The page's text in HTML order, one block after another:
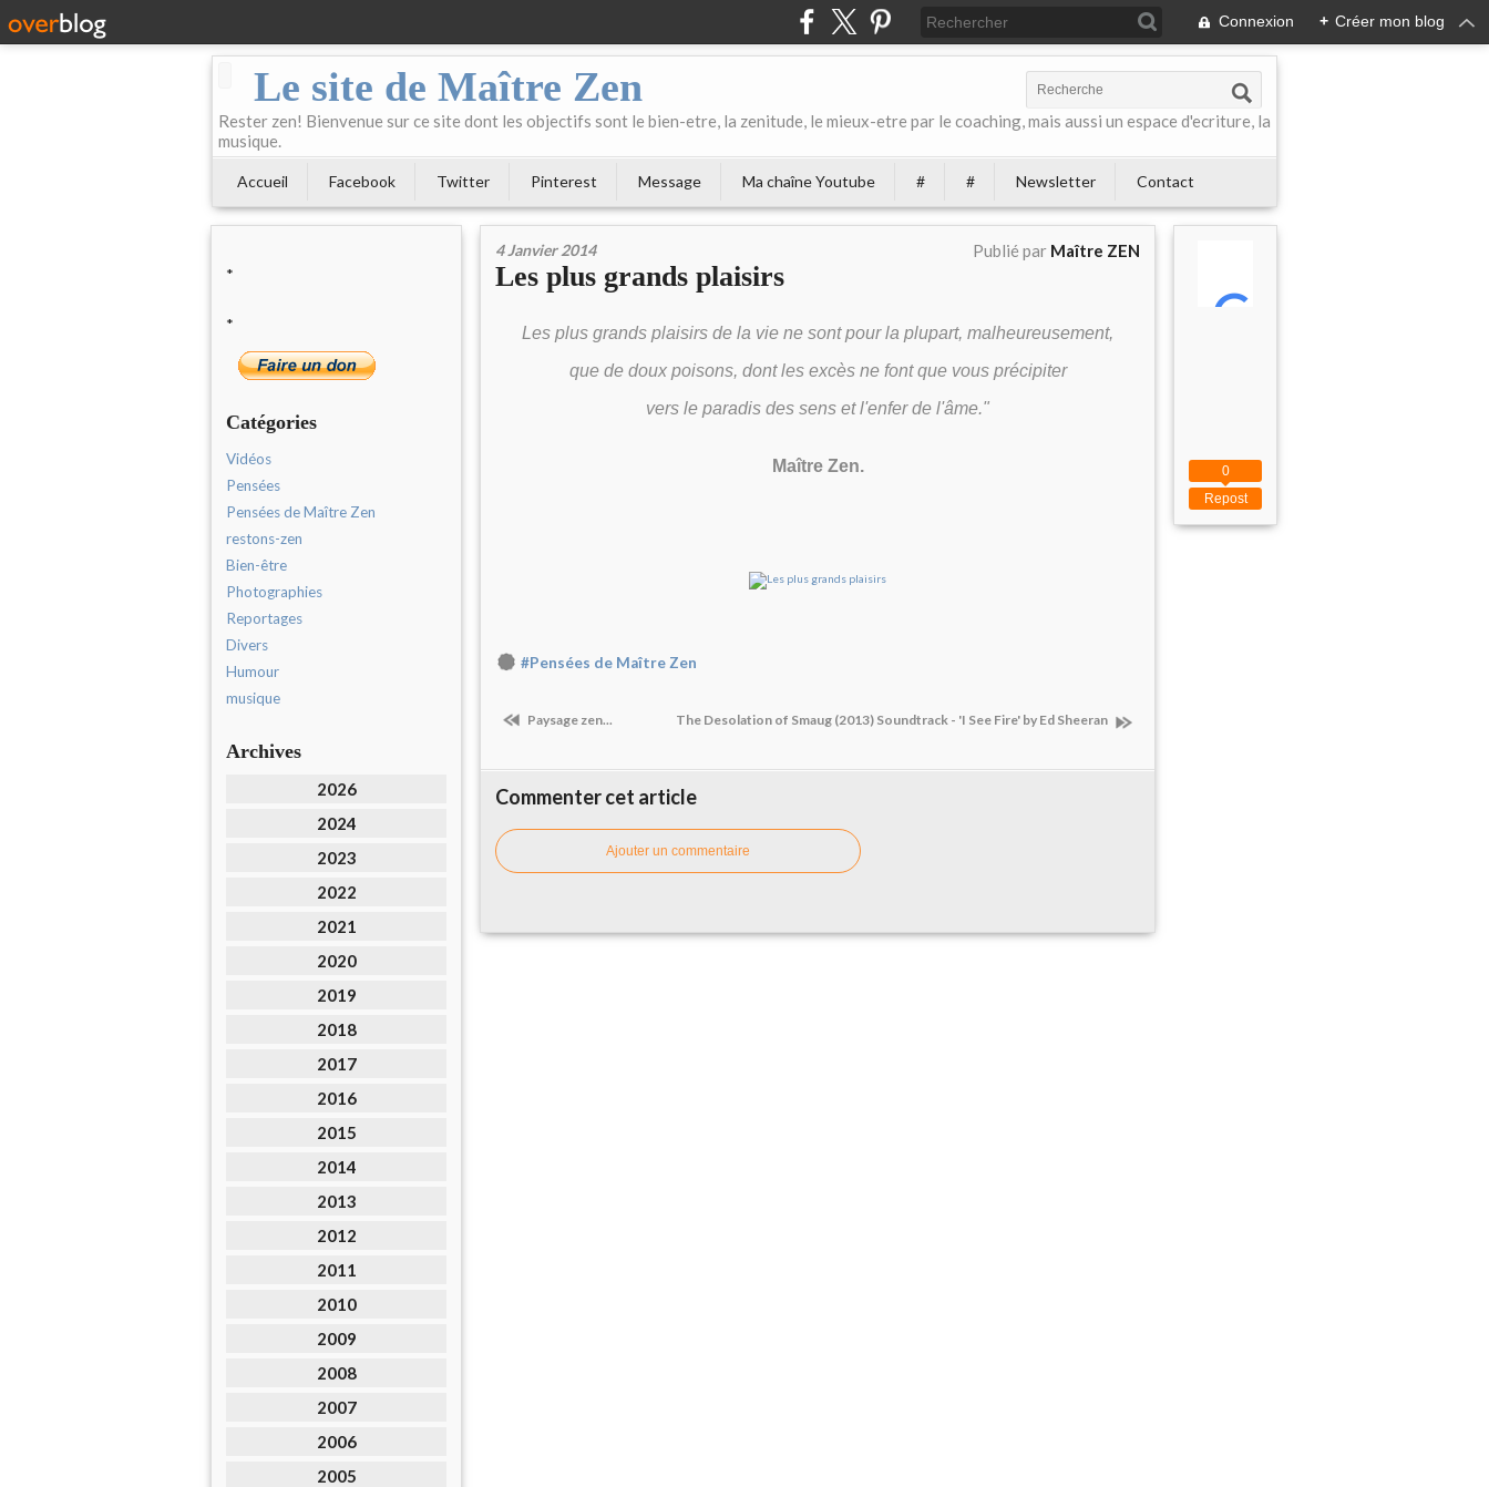
Connexion + Créer mon blog
Le site de Maître Zen
Rester zen! Bienvenue sur ce site dont les objectifs sont le bien-etre, la zenitude, le mieux-etre par le coaching, mais aussi un espace d'ecriture, la
musique.
Accueil Facebook Twitter Pinterest Message Ma chaîne Youtube # # Newsletter Contact
*
*
Catégories
Vidéos
Pensées
Pensées de Maître Zen
restons-zen
Bien-être
Photographies
Reportages
Divers
Humour
musique
Archives
2026
2024
2023
2022
2021
2020
2019
2018
2017
2016
2015
2014
2013
2012
2011
2010
2009
2008
2007
2006
2005
4 Janvier 2014 Publié par Maître ZEN
Les plus grands plaisirs
Les plus grands plaisirs de la vie ne sont pour la plupart, malheureusement,
que de doux poisons, dont les excès ne font que vous précipiter
vers le paradis des sens et l'enfer de l'âme."
Maître Zen.
#Pensées de Maître Zen
Paysage zen... The Desolation of Smaug (2013) Soundtrack - 'I See Fire' by Ed Sheeran
Commenter cet article
Ajouter un commentaire
Repost
0